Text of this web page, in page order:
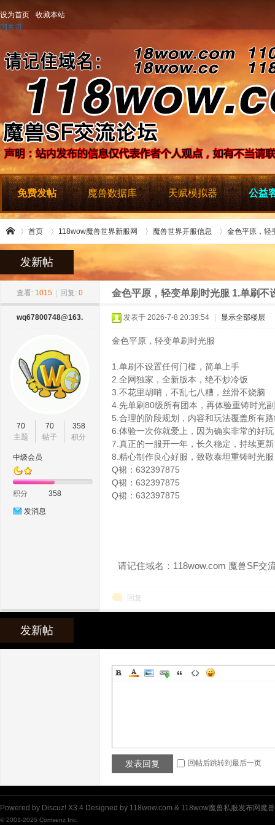
设为首页 收藏本站
免费发帖 魔兽数据库 天赋模拟器 公益
首页 118wow魔兽世界新服网 魔兽世界开服信息 金色平原，轻
发新帖
查看: 1015 回复: 0 金色平原，轻变单刷时光服 1.单刷不
wq67800748@163.
70
主题
70
帖子
358
积分
中级会员
积分 358
发消息
发表于 2026-7-8 20:39:54 显示全部楼层
金色平原，轻变单刷时光服
1.单刷不设置任何门槛，简单上手
2.全网独家，全新版本，绝不炒冷饭
3.不花里胡哨，不乱七八糟，丝滑不烧脑
4.先单刷80级所有团本，再体验重铸时光
5.合理的阶段规划，内容和玩法覆盖所有
6.体验一次你就爱上，因为确实非常的好玩
7.真正的一服开一年，长久稳定，持续更新
8.精心制作良心好服，致敬泰坦重铸时光服
Q裙：632397875
Q裙：632397875
Q裙：632397875
请记住域名：118wow.com 魔兽SF交
回复
发新帖
发表回复 回帖后跳转到最后一页
Powered by Discuz! X3.4 Designed by 118wow.com & 118wow魔兽私服发布网魔
© 2001-2025 Comsenz Inc.